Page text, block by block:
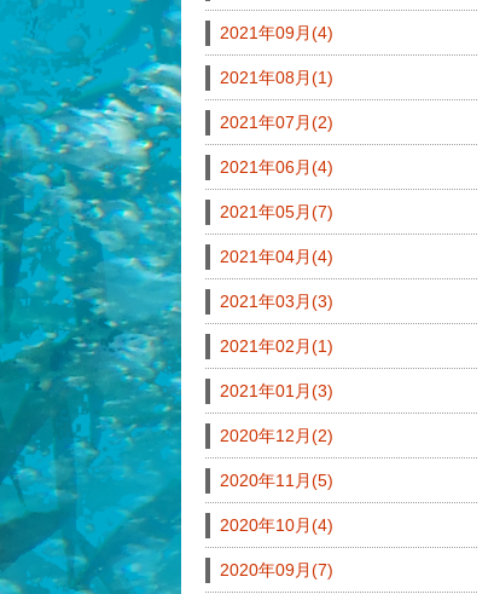
2021年09月(4)
2021年08月(1)
2021年07月(2)
2021年06月(4)
2021年05月(7)
2021年04月(4)
2021年03月(3)
2021年02月(1)
2021年01月(3)
2020年12月(2)
2020年11月(5)
2020年10月(4)
2020年09月(7)